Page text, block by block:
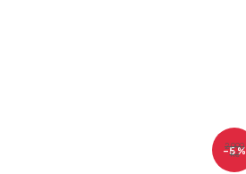
2 090
Kč
–5 %